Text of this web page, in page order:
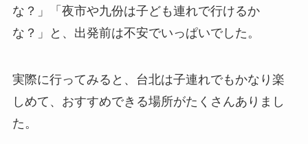
な？」「夜市や九份は子ども連れで行けるか
な？」と、出発前は不安でいっぱいでした。
実際に行ってみると、台北は子連れでもかなり楽
しめて、おすすめできる場所がたくさんありまし
た。